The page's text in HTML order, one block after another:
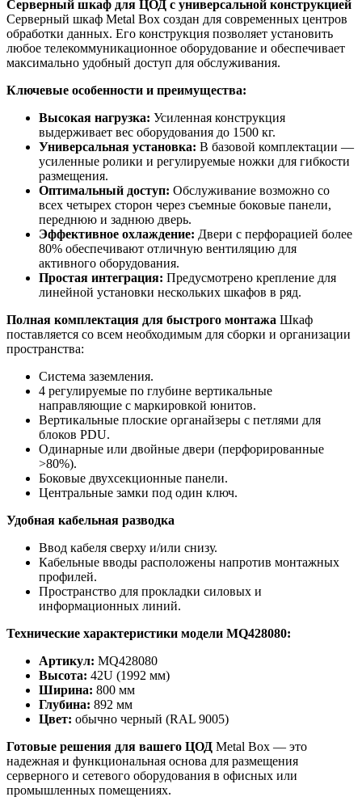
Серверный шкаф для ЦОД с универсальной конструкцией
Серверный шкаф Metal Box создан для современных центров
обработки данных. Его конструкция позволяет установить
любое телекоммуникационное оборудование и обеспечивает
максимально удобный доступ для обслуживания.
Ключевые особенности и преимущества:
Высокая нагрузка: Усиленная конструкция
выдерживает вес оборудования до 1500 кг.
Универсальная установка: В базовой комплектации —
усиленные ролики и регулируемые ножки для гибкости
размещения.
Оптимальный доступ: Обслуживание возможно со
всех четырех сторон через съемные боковые панели,
переднюю и заднюю дверь.
Эффективное охлаждение: Двери с перфорацией более
80% обеспечивают отличную вентиляцию для
активного оборудования.
Простая интеграция: Предусмотрено крепление для
линейной установки нескольких шкафов в ряд.
Полная комплектация для быстрого монтажа Шкаф
поставляется со всем необходимым для сборки и организации
пространства:
Система заземления.
4 регулируемые по глубине вертикальные
направляющие с маркировкой юнитов.
Вертикальные плоские органайзеры с петлями для
блоков PDU.
Одинарные или двойные двери (перфорированные
>80%).
Боковые двухсекционные панели.
Центральные замки под один ключ.
Удобная кабельная разводка
Ввод кабеля сверху и/или снизу.
Кабельные вводы расположены напротив монтажных
профилей.
Пространство для прокладки силовых и
информационных линий.
Технические характеристики модели MQ428080:
Артикул: MQ428080
Высота: 42U (1992 мм)
Ширина: 800 мм
Глубина: 892 мм
Цвет: обычно черный (RAL 9005)
Готовые решения для вашего ЦОД Metal Box — это
надежная и функциональная основа для размещения
серверного и сетевого оборудования в офисных или
промышленных помещениях.